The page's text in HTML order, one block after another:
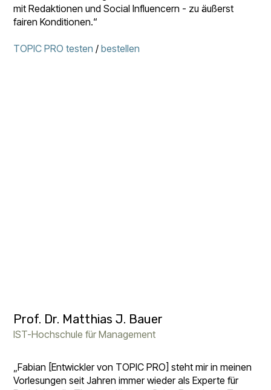
mit Redaktionen und Social Influencern - zu äußerst
fairen Konditionen.“
TOPIC PRO testen / bestellen
Prof. Dr. Matthias J. Bauer
IST-Hochschule für Management
„Fabian [Entwickler von TOPIC PRO] steht mir in meinen
Vorlesungen seit Jahren immer wieder als Experte für